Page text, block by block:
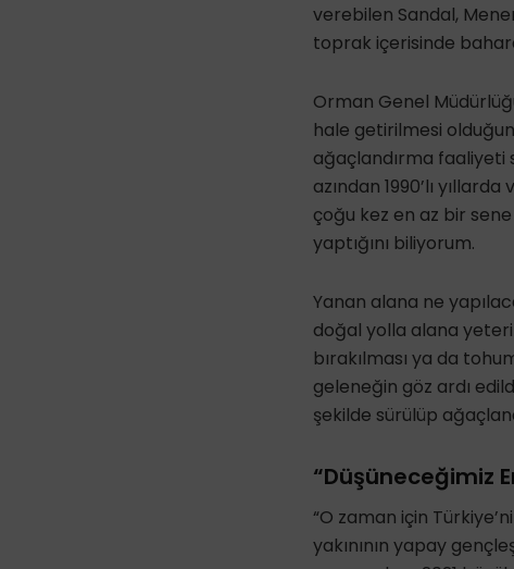
verebilen Sandal,
toprak içerisinde
Orman Genel
hale getirilmesi
ağaçlandırma faaliyeti
azından 1990’lı
çoğu kez en az bir
yaptığını biliyorum.
Yanan alana ne
doğal yolla alana
bırakılması ya da
geleneğin göz ardı
şekilde sürülüp
“Düşüneceğimiz
“O zaman için
yakınının yapay